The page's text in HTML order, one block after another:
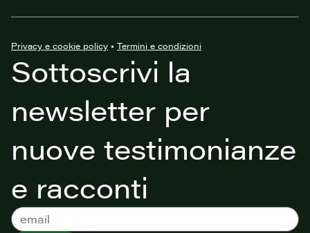
Privacy e cookie policy • Termini e condizioni
Sottoscrivi la
newsletter per
nuove testimonianze
e racconti